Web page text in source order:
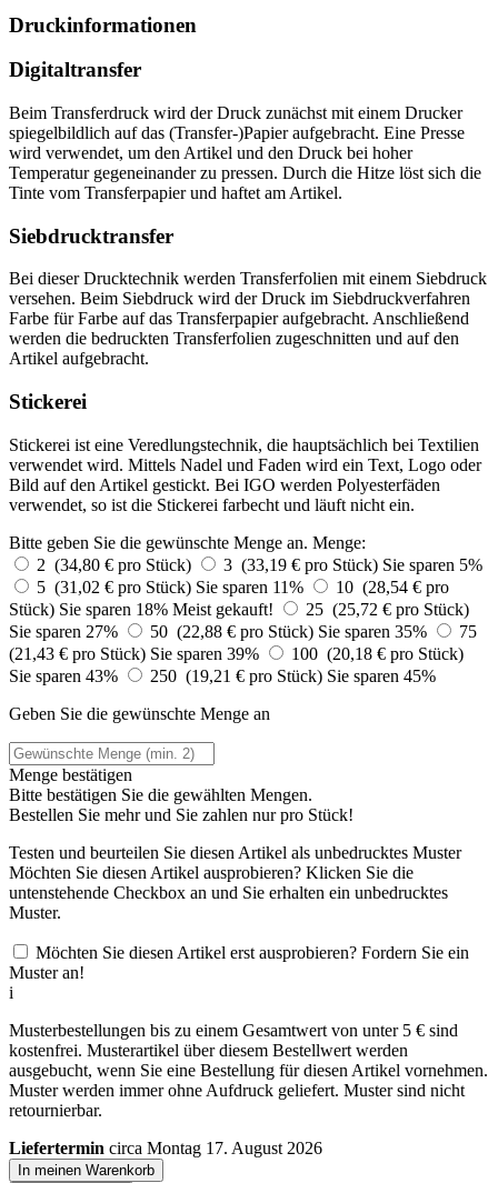
Druckinformationen
Digitaltransfer
Beim Transferdruck wird der Druck zunächst mit einem Drucker
spiegelbildlich auf das (Transfer-)Papier aufgebracht. Eine Presse
wird verwendet, um den Artikel und den Druck bei hoher
Temperatur gegeneinander zu pressen. Durch die Hitze löst sich die
Tinte vom Transferpapier und haftet am Artikel.
Siebdrucktransfer
Bei dieser Drucktechnik werden Transferfolien mit einem Siebdruck
versehen. Beim Siebdruck wird der Druck im Siebdruckverfahren
Farbe für Farbe auf das Transferpapier aufgebracht. Anschließend
werden die bedruckten Transferfolien zugeschnitten und auf den
Artikel aufgebracht.
Stickerei
Stickerei ist eine Veredlungstechnik, die hauptsächlich bei Textilien
verwendet wird. Mittels Nadel und Faden wird ein Text, Logo oder
Bild auf den Artikel gestickt. Bei IGO werden Polyesterfäden
verwendet, so ist die Stickerei farbecht und läuft nicht ein.
Bitte geben Sie die gewünschte Menge an. Menge:
2 (34,80 € pro Stück)
3 (33,19 € pro Stück) Sie sparen 5%
5 (31,02 € pro Stück) Sie sparen 11%
10 (28,54 € pro
Stück) Sie sparen 18% Meist gekauft!
25 (25,72 € pro Stück)
Sie sparen 27%
50 (22,88 € pro Stück) Sie sparen 35%
75
(21,43 € pro Stück) Sie sparen 39%
100 (20,18 € pro Stück)
Sie sparen 43%
250 (19,21 € pro Stück) Sie sparen 45%
Geben Sie die gewünschte Menge an
Menge bestätigen
Bitte bestätigen Sie die gewählten Mengen.
Bestellen Sie mehr und Sie zahlen nurpro Stück!
Testen und beurteilen Sie diesen Artikel als unbedrucktes Muster
Möchten Sie diesen Artikel ausprobieren? Klicken Sie die
untenstehende Checkbox an und Sie erhalten ein unbedrucktes
Muster.
Möchten Sie diesen Artikel erst ausprobieren? Fordern Sie ein
Muster an!
i
Musterbestellungen bis zu einem Gesamtwert von unter 5 € sind
kostenfrei. Musterartikel über diesem Bestellwert werden
ausgebucht, wenn Sie eine Bestellung für diesen Artikel vornehmen.
Muster werden immer ohne Aufdruck geliefert. Muster sind nicht
retournierbar.
Liefertermin circa Montag 17. August 2026
In meinen Warenkorb